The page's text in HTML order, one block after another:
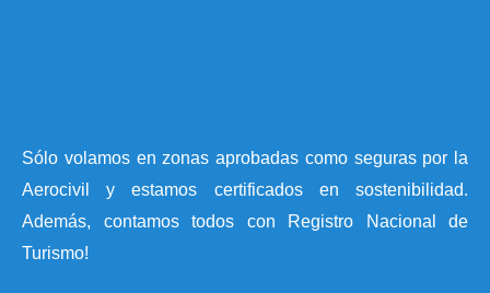
Sólo volamos en zonas aprobadas como seguras por la
Aerocivil y estamos certificados en sostenibilidad.
Además, contamos todos con Registro Nacional de
Turismo!